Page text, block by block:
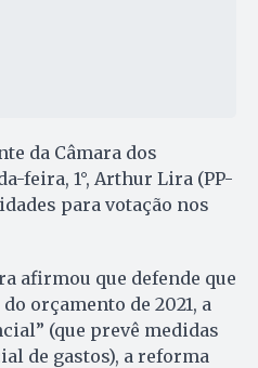
da Câmara dos
feira, 1°, Arthur Lira (PP-
para votação nos
afirmou que defende que
orçamento de 2021, a
(que prevê medidas
de gastos), a reforma